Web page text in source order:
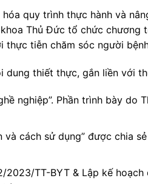
quy trình thực hành và
Thủ Đức tổ chức chương
tiễn chăm sóc người
thiết thực, gắn liền với
nghiệp”. Phần trình bày do
cách sử dụng” được chia
TT-BYT & Lập kế hoạch